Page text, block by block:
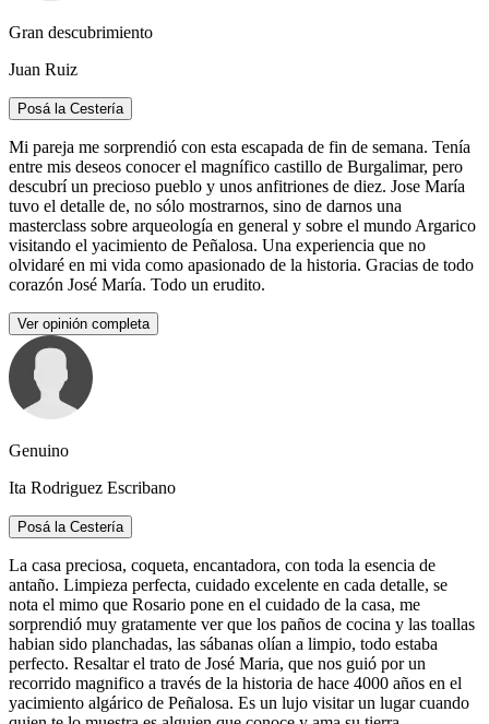
Gran descubrimiento
Juan Ruiz
Posá la Cestería
Mi pareja me sorprendió con esta escapada de fin de semana. Tenía
entre mis deseos conocer el magnífico castillo de Burgalimar, pero
descubrí un precioso pueblo y unos anfitriones de diez. Jose María
tuvo el detalle de, no sólo mostrarnos, sino de darnos una
masterclass sobre arqueología en general y sobre el mundo Argarico
visitando el yacimiento de Peñalosa. Una experiencia que no
olvidaré en mi vida como apasionado de la historia. Gracias de todo
corazón José María. Todo un erudito.
Ver opinión completa
Genuino
Ita Rodriguez Escribano
Posá la Cestería
La casa preciosa, coqueta, encantadora, con toda la esencia de
antaño. Limpieza perfecta, cuidado excelente en cada detalle, se
nota el mimo que Rosario pone en el cuidado de la casa, me
sorprendió muy gratamente ver que los paños de cocina y las toallas
habian sido planchadas, las sábanas olían a limpio, todo estaba
perfecto. Resaltar el trato de José Maria, que nos guió por un
recorrido magnifico a través de la historia de hace 4000 años en el
yacimiento algárico de Peñalosa. Es un lujo visitar un lugar cuando